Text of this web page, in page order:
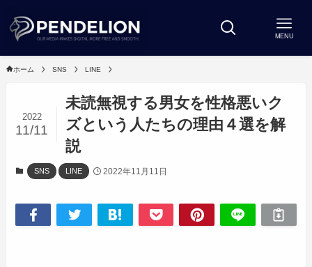
MENU
ホーム SNS LINE
未読無視する男女を性格悪いク
ズという人たちの理由４選を解
説
2022
11/11
SNS LINE 2022年11月11日